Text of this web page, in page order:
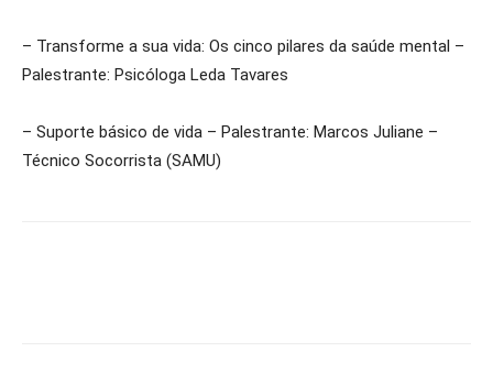
– Transforme a sua vida: Os cinco pilares da saúde mental –
Palestrante: Psicóloga Leda Tavares
– Suporte básico de vida – Palestrante: Marcos Juliane –
Técnico Socorrista (SAMU)